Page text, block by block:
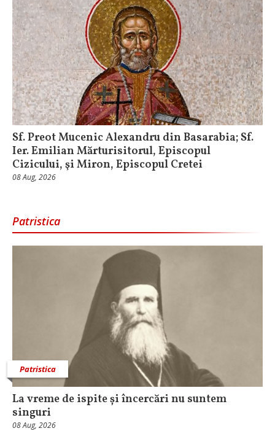
Sf. Preot Mucenic Alexandru din Basarabia; Sf.
Ier. Emilian Mărturisitorul, Episcopul
Cizicului, şi Miron, Episcopul Cretei
08 Aug, 2026
Patristica
Patristica
La vreme de ispite și încercări nu suntem
singuri
08 Aug, 2026